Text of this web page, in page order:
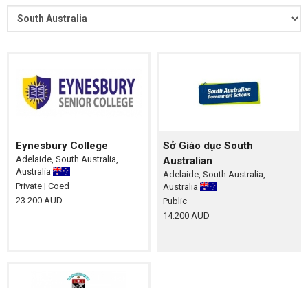
Eynesbury College
Adelaide, South Australia,
Australia
Private | Coed
23.200 AUD
Sở Giáo dục South
Australian
Adelaide, South Australia,
Australia
Public
14.200 AUD